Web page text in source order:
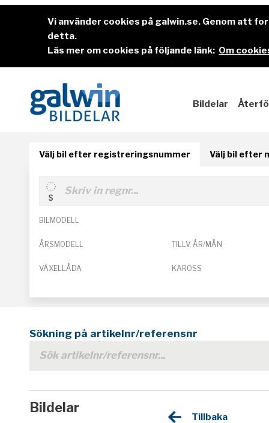
Vi använder cookies på galwin.se. Genom att
detta.
Läs mer om cookies på följande länk: Om
Bildelar
Välj bil efter registreringsnummer Välj bil efter
BILMODELL
ÅRSMODELL TILLV. ÅR/MÅN
VÄXELLÅDA KAROSS
Sökning på artikelnr/referensnr
Bildelar
Tillbaka